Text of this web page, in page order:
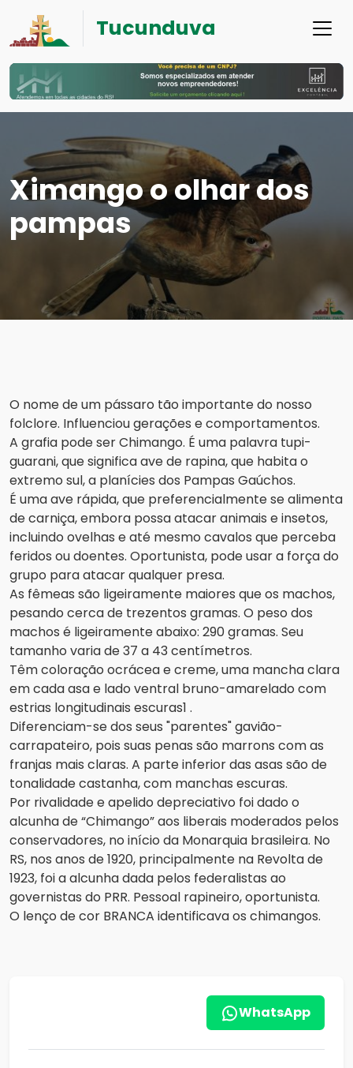
Tucunduva
Ximango o olhar dos
pampas
O nome de um pássaro tão importante do nosso
folclore. Influenciou gerações e comportamentos.
A grafia pode ser Chimango. É uma palavra tupi-
guarani, que significa ave de rapina, que habita o
extremo sul, a planícies dos Pampas Gaúchos.
É uma ave rápida, que preferencialmente se alimenta
de carniça, embora possa atacar animais e insetos,
incluindo ovelhas e até mesmo cavalos que perceba
feridos ou doentes. Oportunista, pode usar a força do
grupo para atacar qualquer presa.
As fêmeas são ligeiramente maiores que os machos,
pesando cerca de trezentos gramas. O peso dos
machos é ligeiramente abaixo: 290 gramas. Seu
tamanho varia de 37 a 43 centímetros.
Têm coloração ocrácea e creme, uma mancha clara
em cada asa e lado ventral bruno-amarelado com
estrias longitudinais escuras1 .
Diferenciam-se dos seus "parentes" gavião-
carrapateiro, pois suas penas são marrons com as
franjas mais claras. A parte inferior das asas são de
tonalidade castanha, com manchas escuras.
Por rivalidade e apelido depreciativo foi dado o
alcunha de “Chimango” aos liberais moderados pelos
conservadores, no início da Monarquia brasileira. No
RS, nos anos de 1920, principalmente na Revolta de
1923, foi a alcunha dada pelos federalistas ao
governistas do PRR. Pessoal rapineiro, oportunista.
O lenço de cor BRANCA identificava os chimangos.
WhatsApp